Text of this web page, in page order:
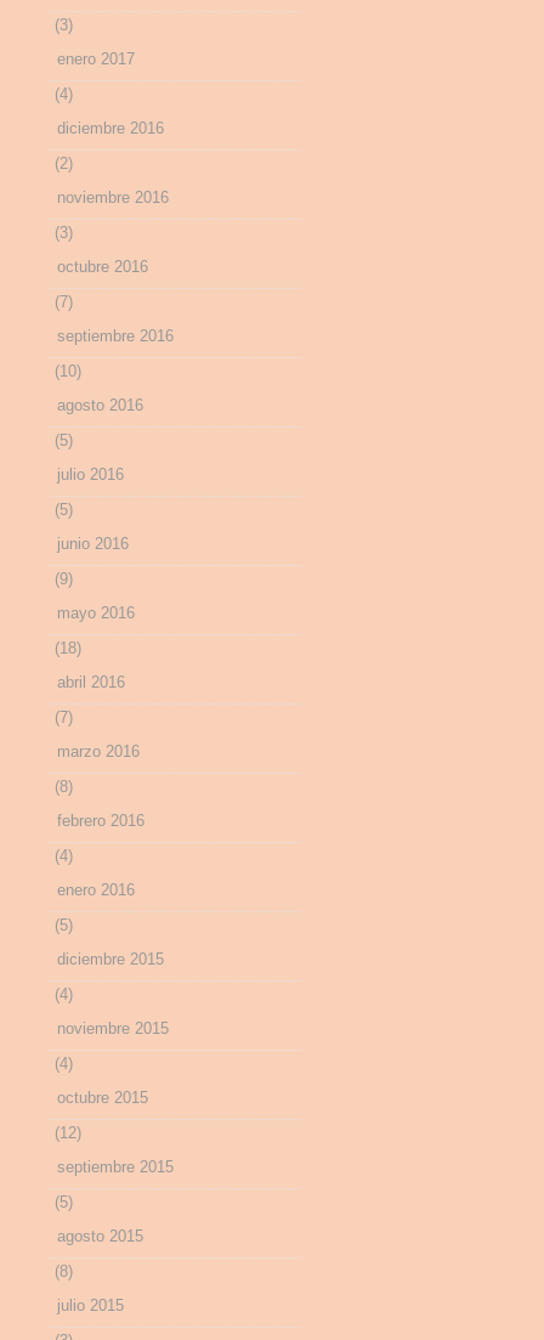
(3)
enero 2017
(4)
diciembre 2016
(2)
noviembre 2016
(3)
octubre 2016
(7)
septiembre 2016
(10)
agosto 2016
(5)
julio 2016
(5)
junio 2016
(9)
mayo 2016
(18)
abril 2016
(7)
marzo 2016
(8)
febrero 2016
(4)
enero 2016
(5)
diciembre 2015
(4)
noviembre 2015
(4)
octubre 2015
(12)
septiembre 2015
(5)
agosto 2015
(8)
julio 2015